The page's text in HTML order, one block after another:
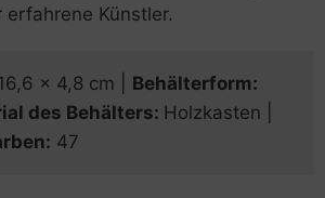
erfahrene Künstler.
x 4,8 cm | Behälterform:
des Behälters: Holzkasten |
47